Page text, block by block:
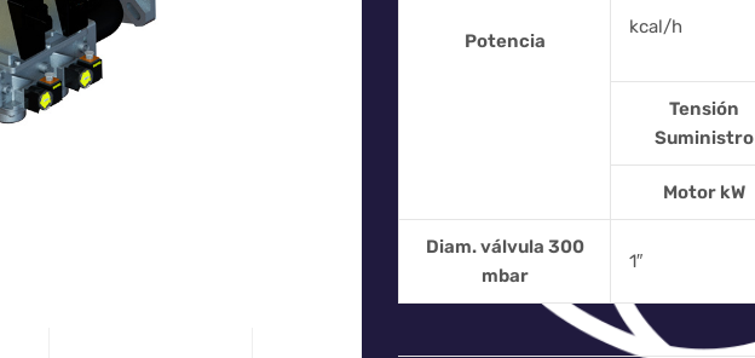
Potencia
kcal/h
Tensión
Suministro
Motor kW
Diam. válvula 300
mbar
1″